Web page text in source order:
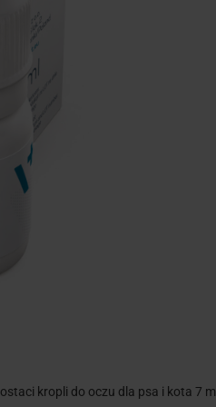
kropli do oczu dla psa i kota 7 ml